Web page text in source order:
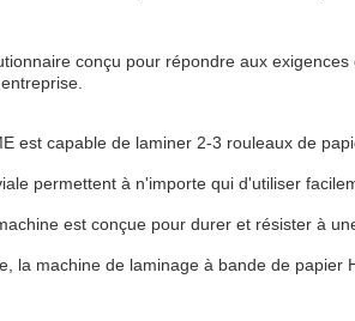
conçu pour répondre aux
est capable de laminer 2-3 rouleaux de
permettent à n'importe qui d'utiliser
est conçue pour durer et résister à
la machine de laminage à bande de